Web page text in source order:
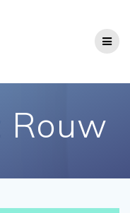
Rouw